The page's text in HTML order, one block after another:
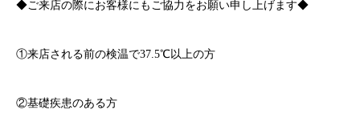
◆ご来店の際にお客様にもご協力をお願い申し上げます◆
①来店される前の検温で37.5℃以上の方
②基礎疾患のある方